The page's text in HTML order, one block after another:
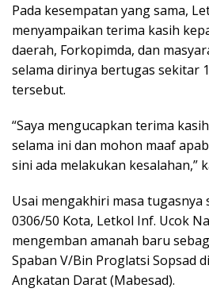
Pada kesempatan yang sama,
menyampaikan terima kasih
daerah, Forkopimda, dan
selama dirinya bertugas sekitar
tersebut.
“Saya mengucapkan terima
selama ini dan mohon maaf
sini ada melakukan kesalahan,”
Usai mengakhiri masa tugasnya
0306/50 Kota, Letkol Inf. Ucok
mengemban amanah baru
Spaban V/Bin Proglatsi Sopsad
Angkatan Darat (Mabesad).